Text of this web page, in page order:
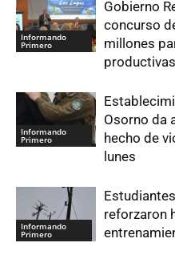
Informando
Primero
Gobierno
concurso
millones
Informando
Primero
Osorno da
hecho de
lunes
Informando
Primero
reforzaron